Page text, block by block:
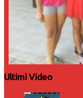
Ultimi Video